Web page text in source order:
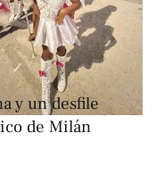
y un desfile
de Milán